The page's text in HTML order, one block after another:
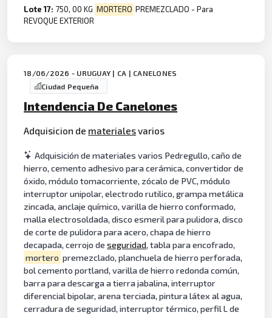
Lote 17: 750, 00 KG MORTERO PREMEZCLADO - Para
REVOQUE EXTERIOR
18/06/2026 - URUGUAY | CA | CANELONES
Ciudad Pequeña
Intendencia De Canelones
Adquisicion de materialesvarios
Adquisición de materiales varios Pedregullo, caño de
hierro, cemento adhesivo para cerámica, convertidor de
óxido, módulo tomacorriente, zócalo de PVC, módulo
interruptor unipolar, electrodo rutilico, grampa metálica
zincada, anclaje químico, varilla de hierro conformado,
malla electrosoldada, disco esmeril para pulidora, disco
de corte de pulidora para acero, chapa de hierro
decapada, cerrojo deseguridad, tabla para encofrado,
mortero premezclado, planchuela de hierro perforada,
bol cemento portland, varilla de hierro redonda común,
barra para descarga a tierra jabalina, interruptor
diferencial bipolar, arena terciada, pintura látex al agua,
cerradura de seguridad, interruptor térmico, perfil L de